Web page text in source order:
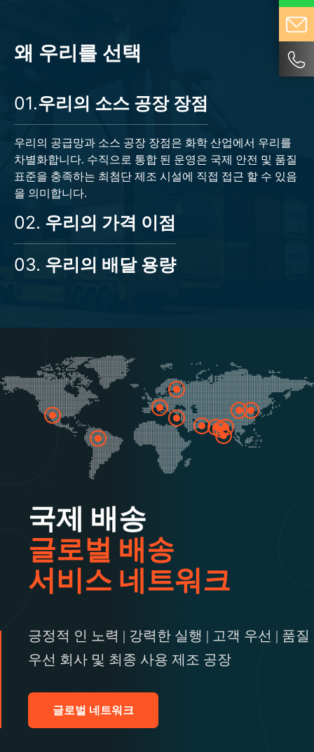
왜 우리를 선택
01.우리의 소스 공장 장점
우리의 공급망과 소스 공장 장점은 화학 산업에서 우리를
차별화합니다. 수직으로 통합 된 운영은 국제 안전 및 품질
표준을 충족하는 최첨단 제조 시설에 직접 접근 할 수 있음
을 의미합니다.
02. 우리의 가격 이점
03. 우리의 배달 용량
국제 배송
글로벌 배송
서비스 네트워크
긍정적 인 노력 | 강력한 실행 | 고객 우선 | 품질
우선 회사 및 최종 사용 제조 공장
글로벌 네트워크